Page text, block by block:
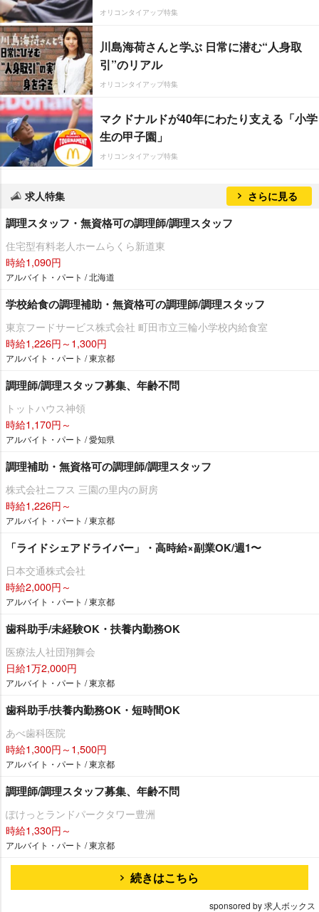
オリコンタイアップ特集
川島海荷さんと学ぶ 日常に潜む“人身取
引”のリアル
オリコンタイアップ特集
マクドナルドが40年にわたり支える「小学
生の甲子園」
オリコンタイアップ特集
求人特集 さらに見る
調理スタッフ・無資格可の調理師/調理スタッフ
住宅型有料老人ホームらくら新道東
時給1,090円
アルバイト・パート / 北海道
学校給食の調理補助・無資格可の調理師/調理スタッフ
東京フードサービス株式会社 町田市立三輪小学校内給食室
時給1,226円～1,300円
アルバイト・パート / 東京都
調理師/調理スタッフ募集、年齢不問
トットハウス神領
時給1,170円～
アルバイト・パート / 愛知県
調理補助・無資格可の調理師/調理スタッフ
株式会社ニフス 三園の里内の厨房
時給1,226円～
アルバイト・パート / 東京都
「ライドシェアドライバー」・高時給×副業OK/週1〜
日本交通株式会社
時給2,000円～
アルバイト・パート / 東京都
歯科助手/未経験OK・扶養内勤務OK
医療法人社団翔舞会
日給1万2,000円
アルバイト・パート / 東京都
歯科助手/扶養内勤務OK・短時間OK
あべ歯科医院
時給1,300円～1,500円
アルバイト・パート / 東京都
調理師/調理スタッフ募集、年齢不問
ぽけっとランドパークタワー豊洲
時給1,330円～
アルバイト・パート / 東京都
続きはこちら
sponsored by 求人ボックス